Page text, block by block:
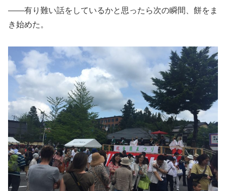
――有り難い話をしているかと思ったら次の瞬間、餅をま
き始めた。